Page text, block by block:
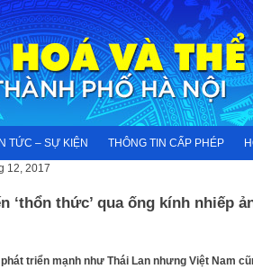
TỨC – SỰ KIỆN THÔNG TIN CẤP PHÉP
12, 2017
‘thổn thức’ qua ống kính nhiếp
triển mạnh như Thái Lan nhưng Việt Nam